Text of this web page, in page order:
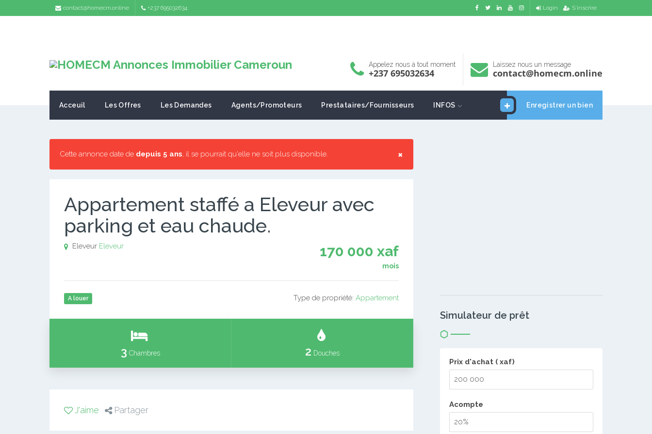
contact@homecm.online +237 695032634 Login S'inscrire
Appelez nous à tout moment
+237 695032634
Laissez nous un message
contact@homecm.online
Enregistrer un bien
Acceuil Les Offres Les Demandes Agents/Promoteurs Prestataires/Fournisseurs INFOS
×
Cette annonce date de depuis 5 ans, il se pourrait qu'elle ne soit plus disponible.
Appartement staffé a Eleveur avec
parking et eau chaude.
170 000 xaf
mois
Eleveur Eleveur
A louer Type de propriété: Appartement
3 Chambres 2 Douches
J'aime Partager
Simulateur de prêt
Prix d'achat ( xaf)
Acompte